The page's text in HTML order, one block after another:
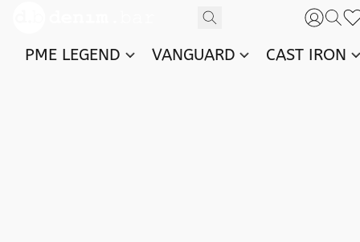
PME LEGEND VANGUARD CAST IRON